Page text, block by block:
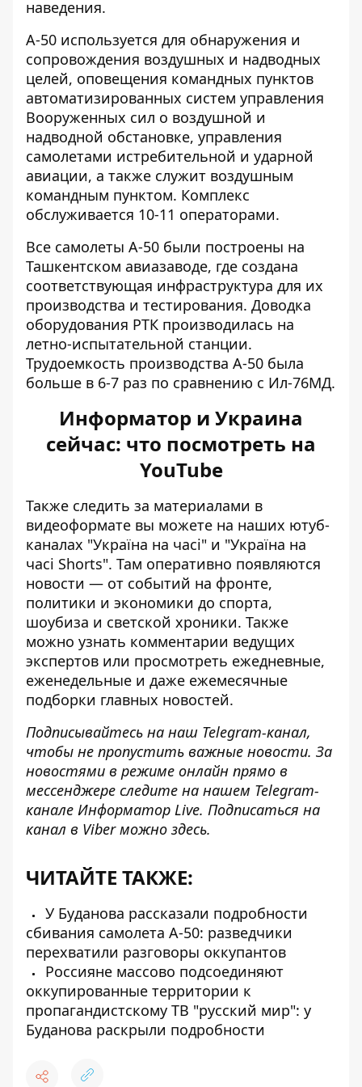
наведения.
А-50 используется для обнаружения и
сопровождения воздушных и надводных
целей, оповещения командных пунктов
автоматизированных систем управления
Вооруженных сил о воздушной и
надводной обстановке, управления
самолетами истребительной и ударной
авиации, а также служит воздушным
командным пунктом. Комплекс
обслуживается 10-11 операторами.
Все самолеты А-50 были построены на
Ташкентском авиазаводе, где создана
соответствующая инфраструктура для их
производства и тестирования. Доводка
оборудования РТК производилась на
летно-испытательной станции.
Трудоемкость производства А-50 была
больше в 6-7 раз по сравнению с Ил-76МД.
Информатор и Украина
сейчас: что посмотреть на
YouTube
Также следить за материалами в
видеоформате вы можете на наших ютуб-
каналах "Україна на часі" и "Україна на
часі Shorts". Там оперативно появляются
новости — от событий на фронте,
политики и экономики до спорта,
шоубиза и светской хроники. Также
можно узнать комментарии ведущих
экспертов или просмотреть ежедневные,
еженедельные и даже ежемесячные
подборки главных новостей.
Подписывайтесь на наш Telegram-канал,
чтобы не пропустить важные новости. За
новостями в режиме онлайн прямо в
мессенджере следите на нашем Telegram-
канале Информатор Live. Подписаться на
канал в Viber можно здесь.
ЧИТАЙТЕ ТАКЖЕ:
У Буданова рассказали подробности
сбивания самолета А-50: разведчики
перехватили разговоры оккупантов
Россияне массово подсоединяют
оккупированные территории к
пропагандистскому ТВ "русский мир": у
Буданова раскрыли подробности